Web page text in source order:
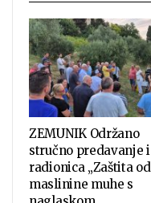
ZEMUNIK Održano
stručno predavanje i
radionica „Zaštita od
maslinine muhe s